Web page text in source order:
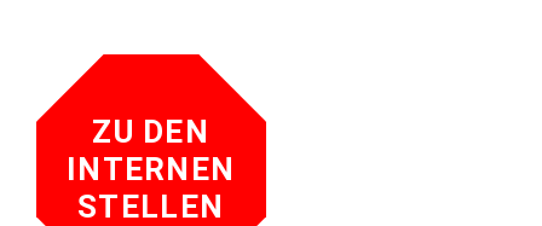
ZU DEN
INTERNEN
STELLEN